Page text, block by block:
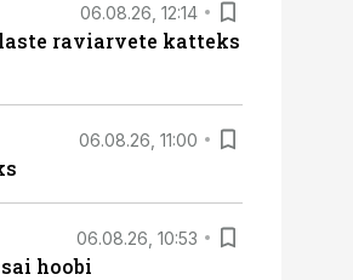
06.08.26, 12:14
raviarvete katteks
06.08.26, 11:00
06.08.26, 10:53
hoobi